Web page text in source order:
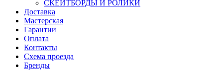
СКЕЙТБОРДЫ И РОЛИКИ
Доставка
Мастерская
Гарантии
Оплата
Контакты
Схема проезда
Бренды